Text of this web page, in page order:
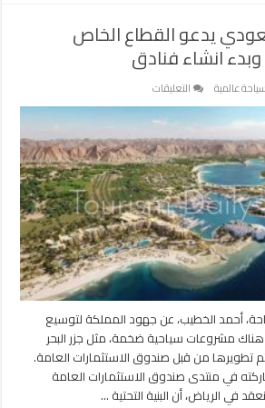
يدعو القطاع الخاص
انشاء فنادق
سياحة عالمية التعليقات
وزير
السياحة
السعودي
يدعو
القطاع
الخاص
لاستغلال
الفرص
وبدء
انشاء
فنادق
مغلقة
أحمد الخطيب، عن جهود المملكة لتوسيع
مشروعات سياحية ضخمة، مثل جزر البحر
تطويرها من قبل صندوق الاستثمارات العامة.
في منتدى صندوق الاستثمارات العامة